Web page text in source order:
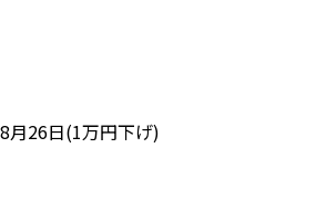
8月26日(1万円下げ)